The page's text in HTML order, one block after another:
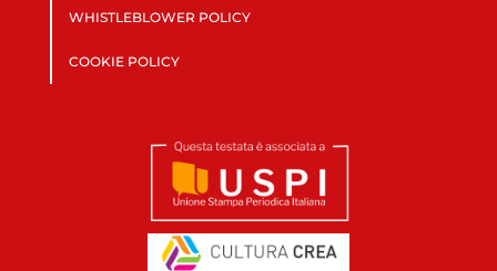
WHISTLEBLOWER POLICY
COOKIE POLICY